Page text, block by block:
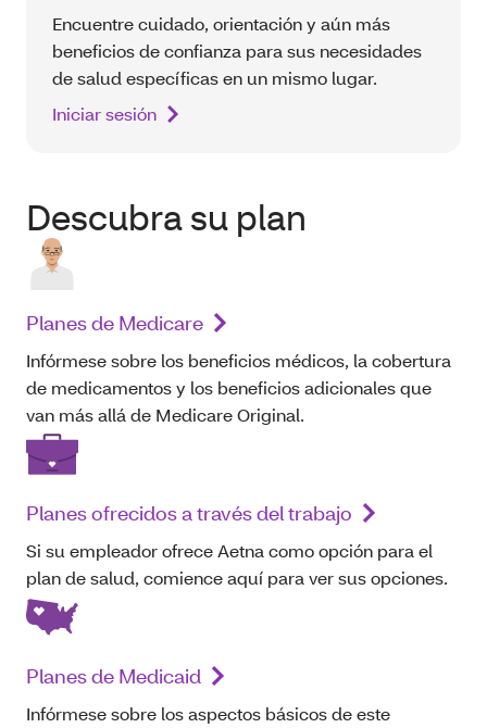
Encuentre cuidado, orientación y aún más
beneficios de confianza para sus necesidades
de salud específicas en un mismo lugar.
Iniciar sesión
Descubra su plan
Planes de Medicare
Infórmese sobre los beneficios médicos, la cobertura
de medicamentos y los beneficios adicionales que
van más allá de Medicare Original.
Planes ofrecidos a través del trabajo
Si su empleador ofrece Aetna como opción para el
plan de salud, comience aquí para ver sus opciones.
Planes de Medicaid
Infórmese sobre los aspectos básicos de este